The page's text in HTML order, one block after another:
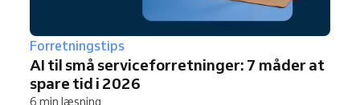
Forretningstips
AI til små serviceforretninger: 7 måder at
spare tid i 2026
6 min læsning